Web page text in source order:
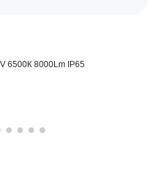
6500К 8000Lm IP65